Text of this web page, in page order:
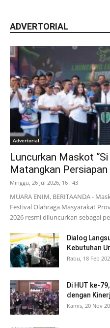
ADVERTORIAL
Advertorial
Luncurkan Maskot
Matangkan
Minggu, 26 Jul 2026, 16 : 43
MUARA ENIM, BERITAANDA -
Festival Olahraga Masyarakat
2026 resmi diluncurkan sebagai
Dialog
Kebutuhan
Rabu, 18 Feb
Di HUT ke-
dengan
Kamis, 20 Nov